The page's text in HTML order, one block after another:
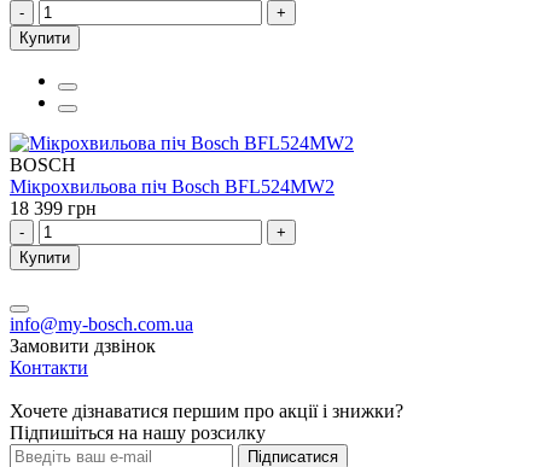
-
+
Купити
BOSCH
Мікрохвильова піч Bosch BFL524MW2
18 399 грн
-
+
Купити
info@my-bosch.com.ua
Замовити дзвінок
Контакти
Хочете дізнаватися першим про акції і знижки?
Підпишіться на нашу розсилку
Підписатися